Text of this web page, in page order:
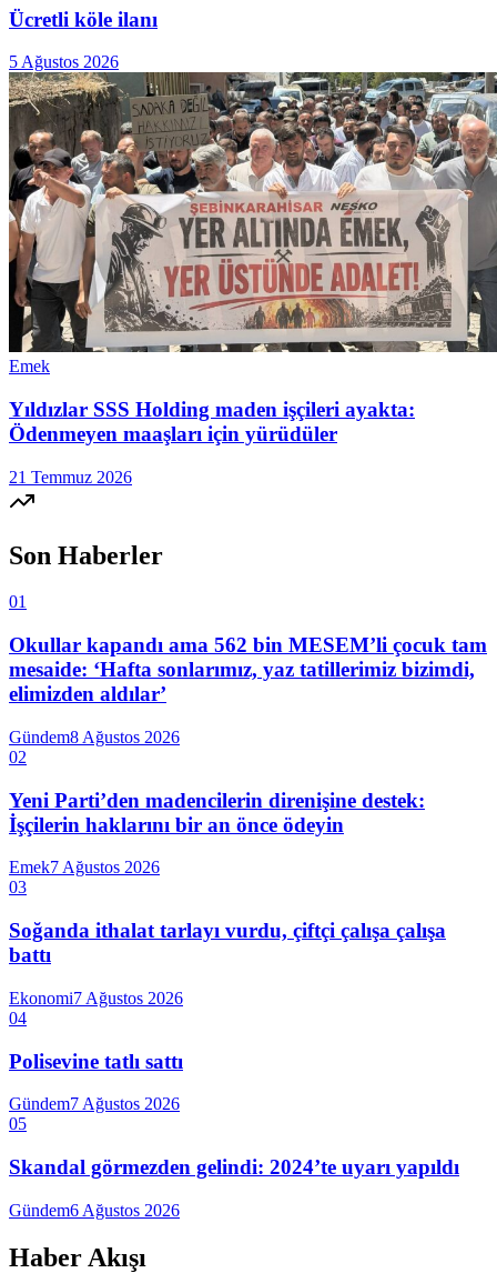
Ücretli köle ilanı
5 Ağustos 2026
Emek
Yıldızlar SSS Holding maden işçileri ayakta:
Ödenmeyen maaşları için yürüdüler
21 Temmuz 2026
Son Haberler
01
Okullar kapandı ama 562 bin MESEM’li çocuk tam
mesaide: ‘Hafta sonlarımız, yaz tatillerimiz bizimdi,
elimizden aldılar’
Gündem8 Ağustos 2026
02
Yeni Parti’den madencilerin direnişine destek:
İşçilerin haklarını bir an önce ödeyin
Emek7 Ağustos 2026
03
Soğanda ithalat tarlayı vurdu, çiftçi çalışa çalışa
battı
Ekonomi7 Ağustos 2026
04
Polisevine tatlı sattı
Gündem7 Ağustos 2026
05
Skandal görmezden gelindi: 2024’te uyarı yapıldı
Gündem6 Ağustos 2026
Haber Akışı